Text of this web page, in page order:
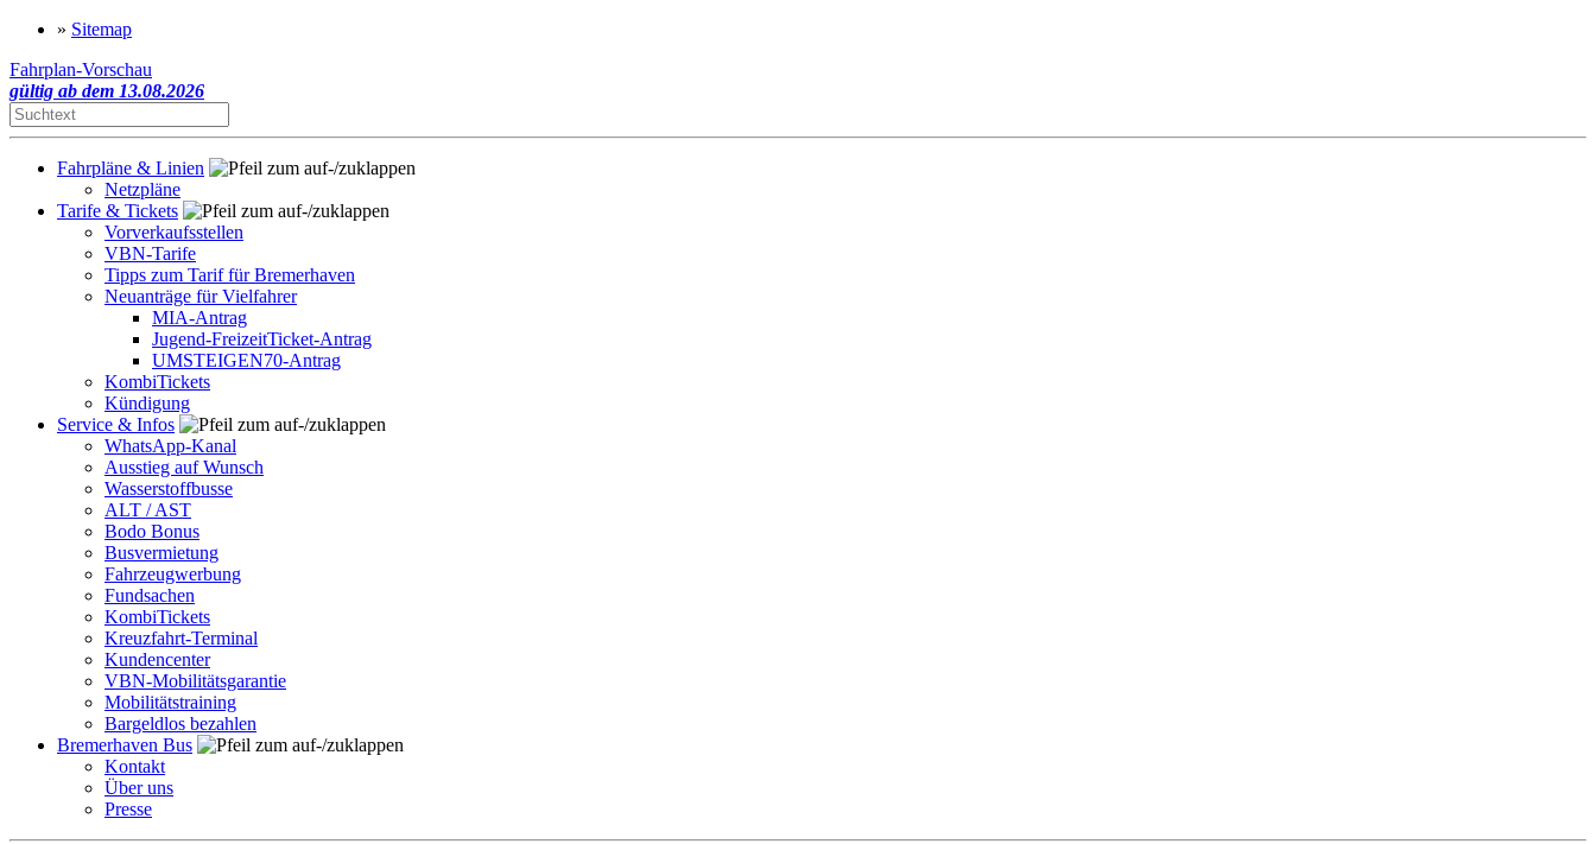
» Sitemap
Fahrplan-Vorschau
gültig ab dem 13.08.2026
Fahrpläne & Linien
Netzpläne
Tarife & Tickets
Vorverkaufsstellen
VBN-Tarife
Tipps zum Tarif für Bremerhaven
Neuanträge für Vielfahrer
MIA-Antrag
Jugend-FreizeitTicket-Antrag
UMSTEIGEN70-Antrag
KombiTickets
Kündigung
Service & Infos
WhatsApp-Kanal
Ausstieg auf Wunsch
Wasserstoffbusse
ALT / AST
Bodo Bonus
Busvermietung
Fahrzeugwerbung
Fundsachen
KombiTickets
Kreuzfahrt-Terminal
Kundencenter
VBN-Mobilitätsgarantie
Mobilitätstraining
Bargeldlos bezahlen
Bremerhaven Bus
Kontakt
Über uns
Presse